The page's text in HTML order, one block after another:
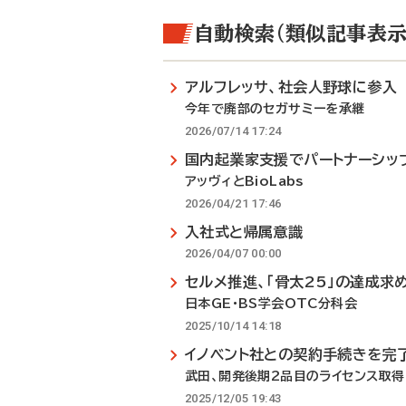
自動検索（類似記事表示
アルフレッサ、社会人野球に参入
今年で廃部のセガサミーを承継
2026/07/14 17:24
国内起業家支援でパートナーシッ
アッヴィとBioLabs
2026/04/21 17:46
入社式と帰属意識
2026/04/07 00:00
セルメ推進、「骨太25」の達成求
日本GE・BS学会OTC分科会
2025/10/14 14:18
イノベント社との契約手続きを完
武田、開発後期2品目のライセンス取得
2025/12/05 19:43